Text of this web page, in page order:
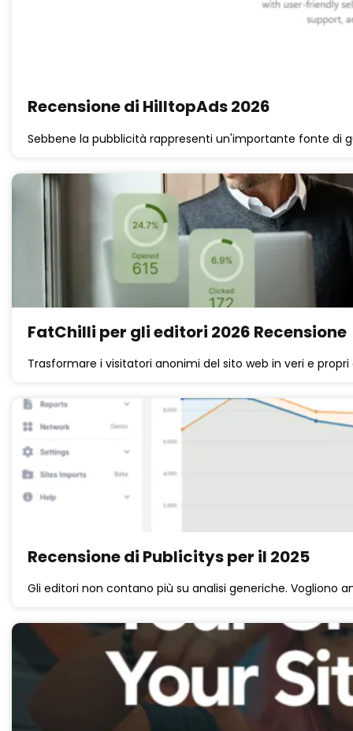
Recensione di HilltopAds 2026
Sebbene la pubblicità rappresenti un'importante fonte di
FatChilli per gli editori 2026 Recensione
Trasformare i visitatori anonimi del sito web in veri e
Recensione di Publicitys per il 2025
Gli editori non contano più su analisi generiche. Vogliono